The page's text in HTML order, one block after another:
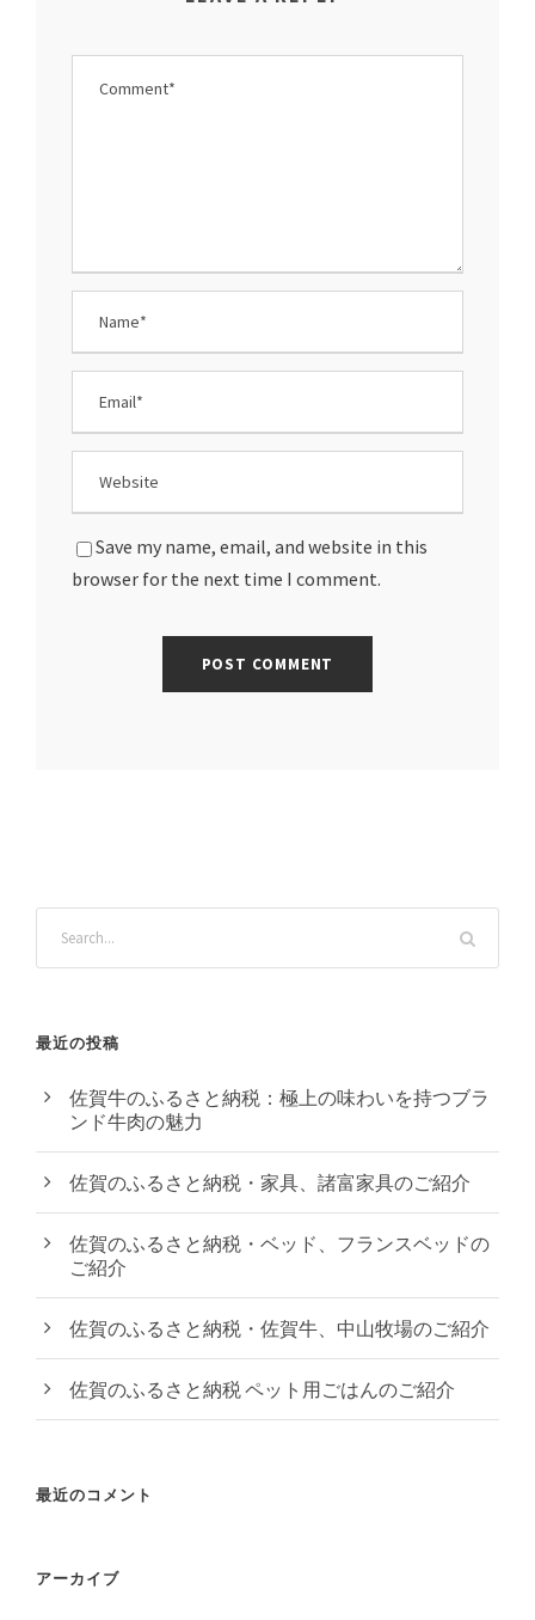
Save my name, email, and website in this
browser for the next time I comment.
最近の投稿
佐賀牛のふるさと納税：極上の味わいを持つブラ
ンド牛肉の魅力
佐賀のふるさと納税・家具、諸富家具のご紹介
佐賀のふるさと納税・ベッド、フランスベッドの
ご紹介
佐賀のふるさと納税・佐賀牛、中山牧場のご紹介
佐賀のふるさと納税 ペット用ごはんのご紹介
最近のコメント
アーカイブ